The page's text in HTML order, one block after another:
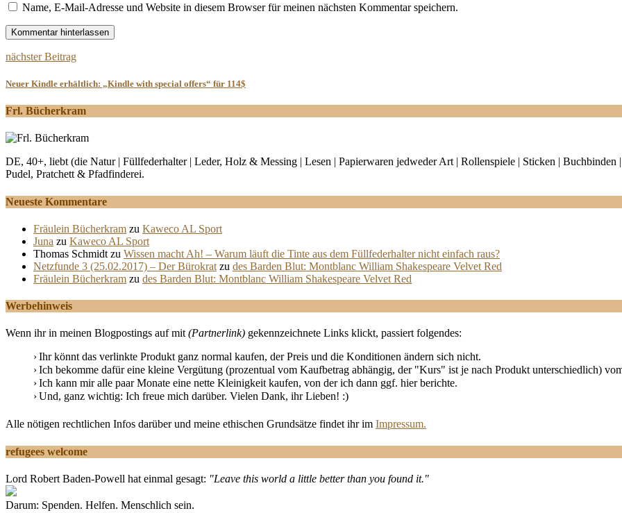
Name, E-Mail-Adresse und Website in diesem Browser für meinen nächsten Kommentar speichern.
nächster Beitrag
Neuer Kindle erhältlich: „Kindle with special offers“ für 114$
Frl. Bücherkram
DE, 40+, liebt (die Natur | Füllfederhalter | Leder, Holz & Messing | Lesen | Papierwaren jedweder Art | Rollenspiele | Sticken |
Pudel, Pratchett & Pfadfinderei.
Neueste Kommentare
Fräulein Bücherkram zu Kaweco AL Sport
Juna zu Kaweco AL Sport
Thomas Schmidt zu Wissen macht Ah! – Warum läuft die Tinte aus dem Füllfederhalter nicht einfach raus?
Netzfunde 3 (25.02.2017) – Der Bürokrat zu des Barden Blut: Montblanc William Shakespeare Velvet Red
Fräulein Bücherkram zu des Barden Blut: Montblanc William Shakespeare Velvet Red
Werbehinweis
Wenn ihr in meinen Blogpostings auf mit (Partnerlink) gekennzeichnete Links klickt, passiert folgendes:
Ihr könnt das verlinkte Produkt ganz normal kaufen, der Preis und die Konditionen ändern sich nicht.
Ich bekomme dafür eine kleine Vergütung (prozentual vom Kaufbetrag abhängig, der "Kurs" ist je nach Produkt unterschiedlich)
Ich kann mir alle paar Monate eine nette Kleinigkeit kaufen, von der ich dann ggf. hier berichte.
Und, ganz wichtig: Ich freue mich darüber. Vielen Dank, ihr Lieben! :)
Alle nötigen rechtlichen Infos darüber und meine ethischen Grundsätze findet ihr im Impressum.
refugees welcome
Lord Robert Baden-Powell hat einmal gesagt: "Leave this world a little better than you found it."
Darum: Spenden. Helfen. Menschlich sein.